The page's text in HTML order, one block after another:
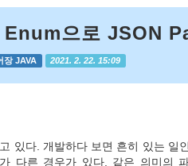
으로 JSON
장 JAVA 2021. 2. 22. 15:09
있다. 개발하다 보면 흔히 있는 일
다른 경우가 있다. 같은 의미의